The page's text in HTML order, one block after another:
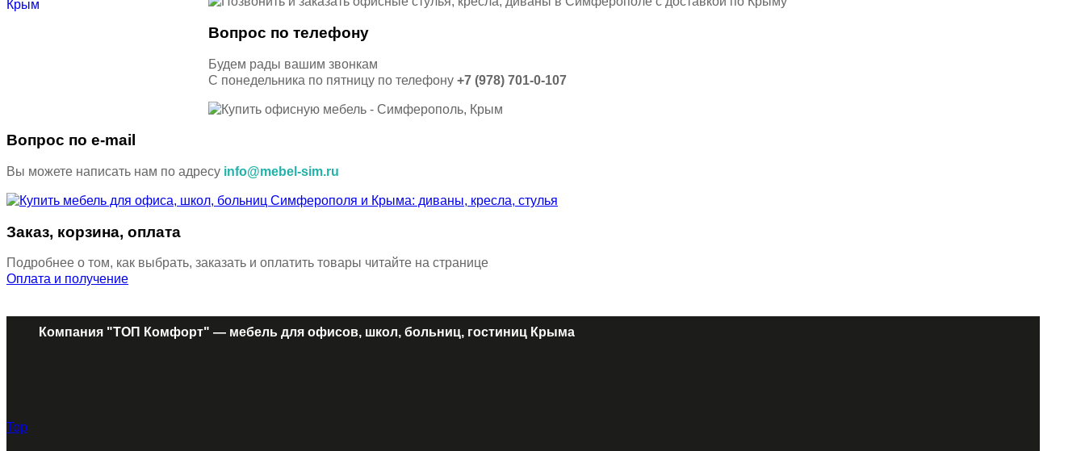
Вопрос по телефону
Будем рады вашим звонкам
С понедельника по пятницу по телефону +7 (978) 701-0-107
Вопрос по e-mail
Вы можете написать нам по адресу info@mebel-sim.ru
Заказ, корзина, оплата
Подробнее о том, как выбрать, заказать и оплатить товары читайте на странице
Оплата и получение
Компания "ТОП Комфорт" — мебель для офисов, школ, больниц, гостиниц Крыма
Top